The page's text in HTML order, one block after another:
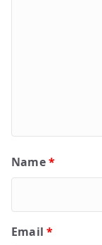
Name*
Email*